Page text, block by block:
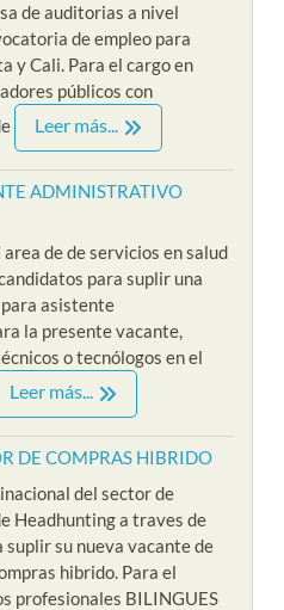
de auditorias a nivel
de empleo para
y Cali. Para el cargo en
públicos con
Leer más...
ADMINISTRATIVO
de de servicios en salud
para suplir una
asistente
la presente vacante,
o tecnólogos en el
Leer más...
DE COMPRAS HIBRIDO
del sector de
Headhunting a traves de
su nueva vacante de
hibrido. Para el
profesionales BILINGUES